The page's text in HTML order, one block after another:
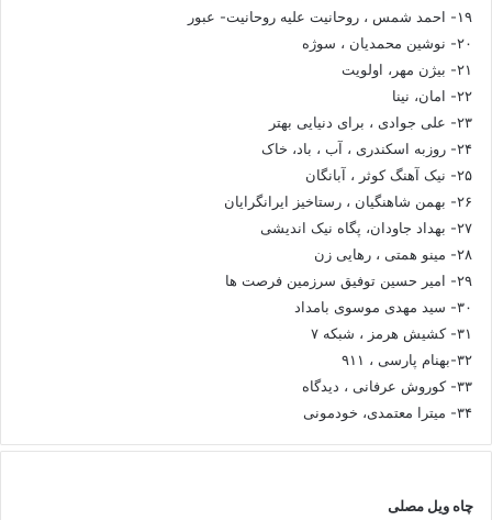
۱۹- احمد شمس ، روحانیت علیه روحانیت- عبور
۲۰- نوشین محمدیان ، سوژه
۲۱- بیژن مهر، اولویت
۲۲- امان، نینا
۲۳- علی جوادی ، برای دنیایی بهتر
۲۴- روزبه اسکندری ، آب ، باد، خاک
۲۵- نیک آهنگ کوثر ، آبانگان
۲۶- بهمن شاهنگیان ، رستاخیز ایرانگرایان
۲۷- بهداد جاودان، پگاه نیک اندیشی
۲۸- مینو همتی ، رهایی زن
۲۹- امیر حسین توفیق سرزمین فرصت ها
۳۰- سید مهدی موسوی بامداد
۳۱- کشیش هرمز ، شبکه ۷
۳۲-بهنام پارسی ، ۹۱۱
۳۳- کوروش عرفانی ، دیدگاه
۳۴- میترا معتمدی، خودمونی
چاه ویل مصلی